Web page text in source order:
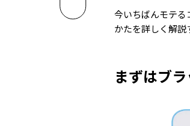
今いちばんモテ
かたを詳しく解説
まずはブ